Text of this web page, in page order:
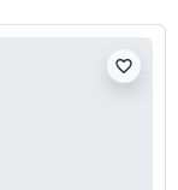
favorite_border